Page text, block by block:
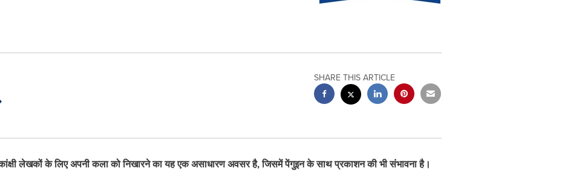
SHARE THIS ARTICLE
लेखकों के लिए अपनी कला को निखारने का यह एक असाधारण अवसर है,जिसमें पेंगुइन के साथ प्रकाशन की भी संभावना है।